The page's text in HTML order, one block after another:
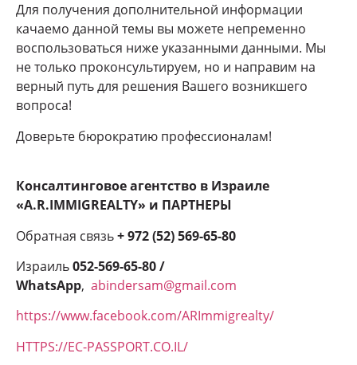
Для получения дополнительной информации
качаемо данной темы вы можете непременно
воспользоваться ниже указанными данными. Мы
не только проконсультируем, но и направим на
верный путь для решения Вашего возникшего
вопроса!
Доверьте бюрократию профессионалам!
Консалтинговое агентство в Израиле
«A.R.IMMIGREALTY» и ПАРТНЕРЫ
Обратная связь+ 972 (52) 569-65-80
Израиль052-569-65-80 /
WhatsApp, abindersam@gmail.com
https://www.facebook.com/ARImmigrealty/
HTTPS://EC-PASSPORT.CO.IL/